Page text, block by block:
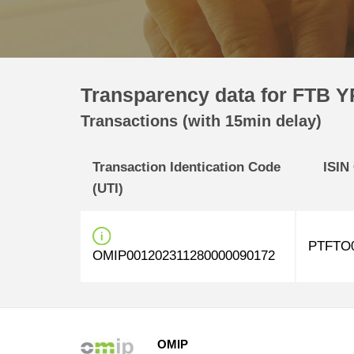
Transparency data for FTB
Transactions (with 15min delay)
Transaction Identication Code
(UTI)
ISIN
OMIP001202311280000090172
OMIP